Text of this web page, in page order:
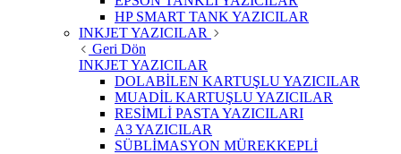
HP SMART TANK YAZICILAR
INKJET YAZICILAR
Geri Dön
INKJET YAZICILAR
DOLABİLEN KARTUŞLU YAZICILAR
MUADİL KARTUŞLU YAZICILAR
RESİMLİ PASTA YAZICILARI
A3 YAZICILAR
SÜBLİMASYON MÜREKKEPLİ